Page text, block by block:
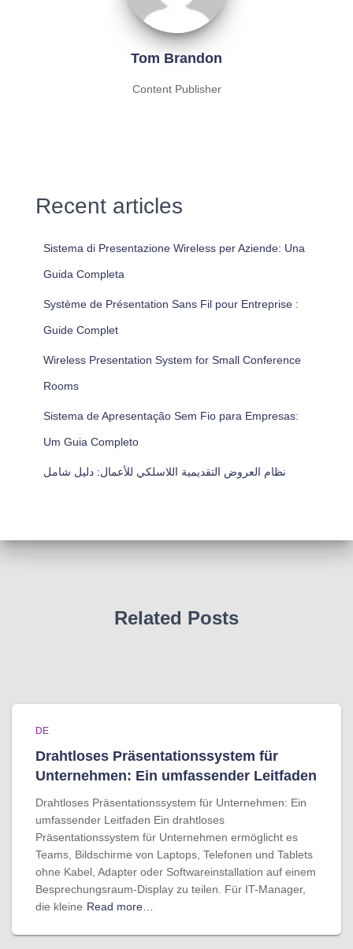
Tom Brandon
Content Publisher
Recent articles
Sistema di Presentazione Wireless per Aziende: Una
Guida Completa
Système de Présentation Sans Fil pour Entreprise :
Guide Complet
Wireless Presentation System for Small Conference
Rooms
Sistema de Apresentação Sem Fio para Empresas:
Um Guia Completo
نظام العروض التقديمية اللاسلكي للأعمال: دليل شامل
Related Posts
DE
Drahtloses Präsentationssystem für
Unternehmen: Ein umfassender Leitfaden
Drahtloses Präsentationssystem für Unternehmen: Ein
umfassender Leitfaden Ein drahtloses
Präsentationssystem für Unternehmen ermöglicht es
Teams, Bildschirme von Laptops, Telefonen und Tablets
ohne Kabel, Adapter oder Softwareinstallation auf einem
Besprechungsraum-Display zu teilen. Für IT-Manager,
die kleine Read more…